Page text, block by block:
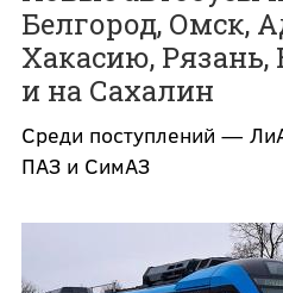
Белгород, Омск,
Хакасию,
и на Сахалин
Среди поступлений —
ПАЗ и СимАЗ